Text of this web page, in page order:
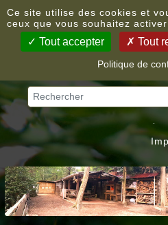
Accueil
Ce site utilise des cookies et
ceux que vous souhaitez activer
Tout accepter Tout
Politique de